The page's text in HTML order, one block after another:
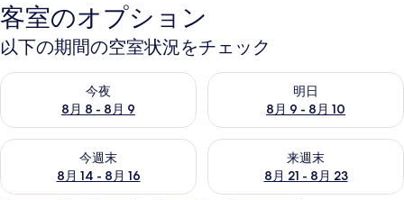
ラ
リ
ー
客室のオプション
以下の期間の空室状況をチェック
今夜
8月 8 - 8月 9
今夜 8月 8 - 8月 9 の空室状況をチェック
明日
8月 9 - 8月 10
明日 8月 9 - 8月 10 の空室状
今週末
8月 14 - 8月 16
今週末 8月 14 - 8月 16 の空室状況をチェック
来週末
8月 21 - 8月 23
来週末 8月 21 - 8月 23 の空室